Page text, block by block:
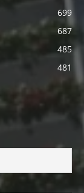
699
687
485
481